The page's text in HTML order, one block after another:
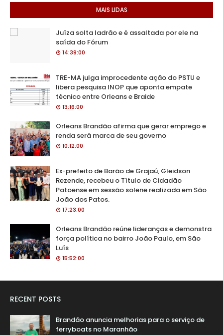
MAIS LIDAS
Juíza solta ladrão e é assaltada por ele na
saída do Fórum
14:39:00
TRE-MA julga improcedente ação do PSTU e
libera pesquisa INOP que aponta empate
técnico entre Orleans e Braide
13:16:00
Orleans Brandão afirma que gerar emprego e
renda será marca de seu governo
10:12:00
Ex-prefeito de Barão de Grajaú, Gleidson
Rezende, recebeu o Título de Cidadão
Patoense em sessão solene realizada em São
João dos Patos.
17:23:00
Orleans Brandão reúne lideranças e demonstra
força política no bairro João Paulo, em São
Luís
15:52:00
RECENT POSTS
Brandão anuncia melhorias para o serviço de
ferryboats no Maranhão